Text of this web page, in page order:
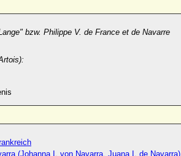
bzw. Philippe V. de France et de Navarre
(Johanna I. von Navarra, Juana I. de Navarra)